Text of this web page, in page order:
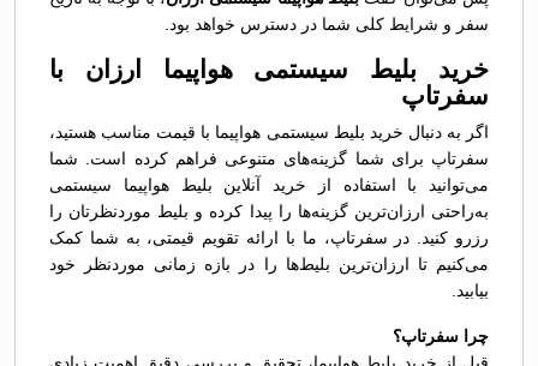
سفر و شرایط کلی شما در دسترس خواهد بود.
خرید بلیط سیستمی هواپیما ارزان با
سفرتاپ
اگر به دنبال خرید بلیط سیستمی هواپیما با قیمت مناسب هستید،
سفرتاپ برای شما گزینه‌های متنوعی فراهم کرده است. شما
می‌توانید با استفاده از خرید آنلاین بلیط هواپیما سیستمی
به‌راحتی ارزان‌ترین گزینه‌ها را پیدا کرده و بلیط موردنظرتان را
رزرو کنید. در سفرتاپ، ما با ارائه تقویم قیمتی، به شما کمک
می‌کنیم تا ارزان‌ترین بلیط‌ها را در بازه زمانی موردنظر خود
بیابید.
چرا سفرتاپ؟
قبل از خرید بلیط هواپیما، تحقیق و بررسی دقیق اهمیت زیادی